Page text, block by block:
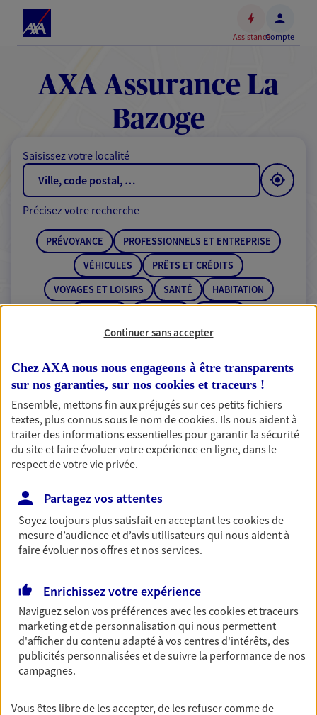
Accéder
contenu
principal
Accéder
au
de
AssistanceCompte
AXA Assurance La
Bazoge
Saisissez votre localité
Précisez votre recherche
PRÉVOYANCE
PROFESSIONNELS ET ENTREPRISE
VÉHICULES
PRÊTS ET CRÉDITS
VOYAGES ET LOISIRS
SANTÉ
HABITATION
1 résultat correspond à votre
recherche
Passer les
résultats
Liste
Claire Gasnier
Prévoyance & Patrimoine
Route Des Louveries Brice, 72650 La Bazoge
Horaires : Fermé
Ouvre demain à 09:00
Continuer sans accepter
Chez AXA nous nous engageons à être transparents
sur nos garanties, sur nos cookies et traceurs !
Ensemble, mettons fin aux préjugés sur ces petits fichiers
textes, plus connus sous le nom decookies. Ils nous aident à
traiter des informations essentielles pour garantir la sécurité
du site et faire évoluer votre expérience en ligne, dans le
respect de votre vie privée.
Partagez vos attentes
Soyez toujours plus satisfait en acceptant lescookiesde
mesure d’audience et d’avis utilisateurs qui nous aident à
faire évoluer nos offres et nos services.
Enrichissez votre expérience
Naviguez selon vos préférences avec lescookies et traceurs
marketing et de personnalisation qui nous permettent
d'afficher du contenu adapté à vos centres d'intérêts, des
publicités personnalisées et de suivre la performance de nos
campagnes.
Vous êtes libre de les accepter, de les refuser comme de